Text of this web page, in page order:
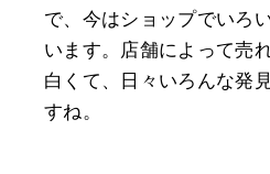
で、今はショップでいろ
います。店舗によって売
白くて、日々いろんな発
すね。